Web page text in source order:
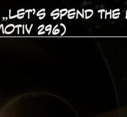
spend
296)